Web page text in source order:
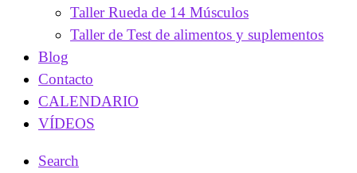
Taller Rueda de 14 Músculos
Taller de Test de alimentos y suplementos
Blog
Contacto
CALENDARIO
VÍDEOS
Search